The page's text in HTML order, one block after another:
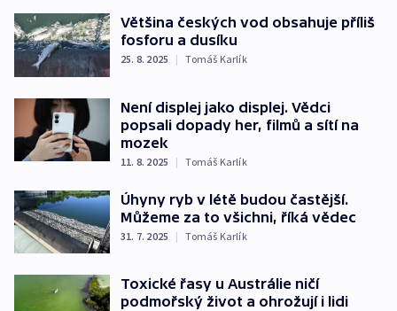
Většina českých vod obsahuje příliš
fosforu a dusíku
25. 8. 2025 | Tomáš Karlík
Není displej jako displej. Vědci
popsali dopady her, filmů a sítí na
mozek
11. 8. 2025 | Tomáš Karlík
Úhyny ryb v létě budou častější.
Můžeme za to všichni, říká vědec
31. 7. 2025 | Tomáš Karlík
Toxické řasy u Austrálie ničí
podmořský život a ohrožují i lidi